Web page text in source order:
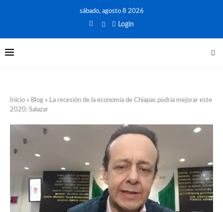
sábado, agosto 8 2026
Login
Inicio » Blog » La recesión de la economía de Chiapas podría mejorar este
2020: Salazar